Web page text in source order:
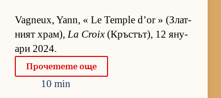
Vagneux, Yann, « Le Temple d’or » (Злат­
ният храм),La Croix (Кръс­тът), 12 яну­
ари 2024.
Про­че­тете още
10 min